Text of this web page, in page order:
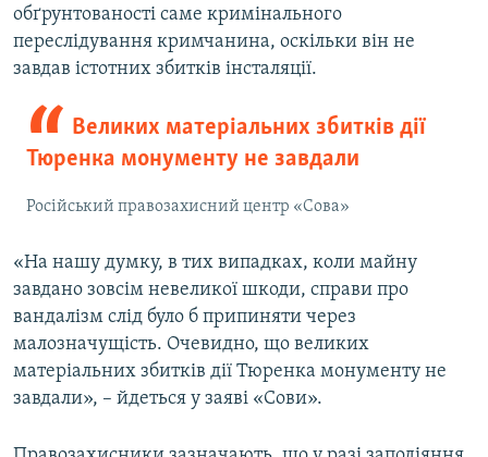
обґрунтованості саме кримінального
переслідування кримчанина, оскільки він не
завдав істотних збитків інсталяції.
Великих матеріальних збитків дії
Тюренка монументу не завдали
Російський правозахисний центр «Сова»
«На нашу думку, в тих випадках, коли майну
завдано зовсім невеликої шкоди, справи про
вандалізм слід було б припиняти через
малозначущість. Очевидно, що великих
матеріальних збитків дії Тюренка монументу не
завдали», – йдеться у заяві «Сови».